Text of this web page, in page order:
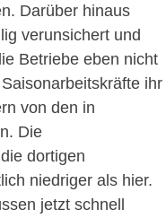
Darüber hinaus
verunsichert und
Betriebe eben nicht
ihr
von den in
Die
dortigen
niedriger als hier.
jetzt schnell